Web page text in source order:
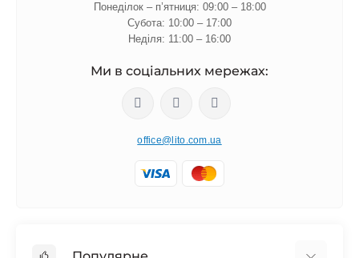
Понеділок – п’ятниця: 09:00 – 18:00
Субота: 10:00 – 17:00
Неділя: 11:00 – 16:00
Ми в соціальних мережах:
office@lito.com.ua